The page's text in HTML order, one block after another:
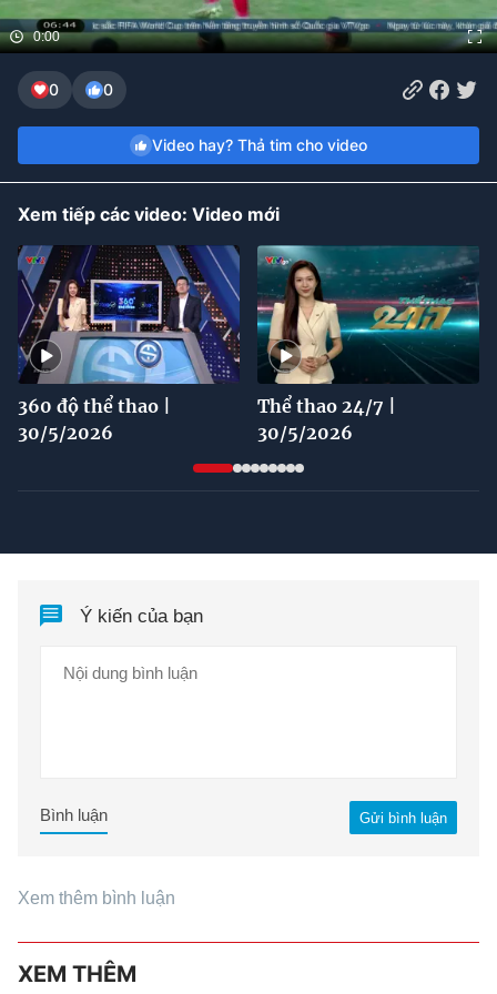
Bóng đá
Thể thao Điện tử
Các môn khác
VIDEO
Bên lề
0:00
0 0
Video hay? Thả tim cho video
Xem tiếp các video: Video mới
360 độ thể thao |
30/5/2026
Thể thao 24/7 |
30/5/2026
Ý kiến của bạn
Gửi bình luận
Bình luận
Xem thêm bình luận
XEM THÊM